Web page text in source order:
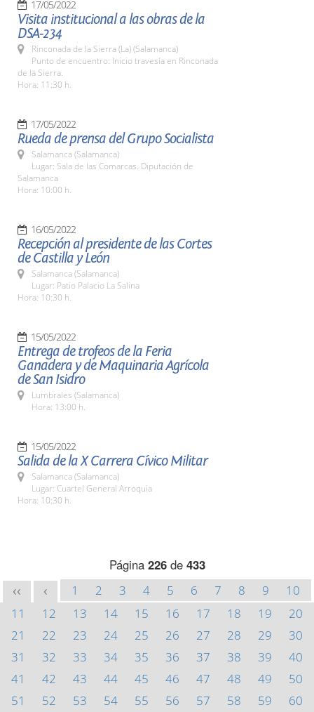
17/05/2022
Visita institucional a las obras de la
DSA-234
Rinconada de la Sierra (La) (Salamanca)
Punto de encuentro: Inicio travesía en Rinconada
de la Sierra.
Hora: 11:30 h.
17/05/2022
Rueda de prensa del Grupo Socialista
Salamanca (Salamanca)
Lugar: Sala de las Comarcas. Diputación de
Salamanca
Hora: 10:00 h.
16/05/2022
Recepción al presidente de las Cortes
de Castilla y León
Salamanca (Salamanca)
Lugar: Patio Palacio La Salina
Hora: 10:30 h.
15/05/2022
Entrega de trofeos de la Feria
Ganadera y de Maquinaria Agrícola
de San Isidro
Lumbrales (Salamanca)
Hora: 13:00 h.
15/05/2022
Salida de la X Carrera Cívico Militar
Salamanca (Salamanca)
Lugar: Cuartel General Arroquia
Hora: 10:30 h.
Página 226de 433
<< < 1 2 3 4 5 6 7 8 9
10
11
12 13 14 15 16 17 18 19
20
21
22 23 24 25 26 27 28 29
30
31
32 33 34 35 36 37 38 39
40
41
42 43 44 45 46 47 48 49
50
51
52 53 54 55 56 57 58 59
60